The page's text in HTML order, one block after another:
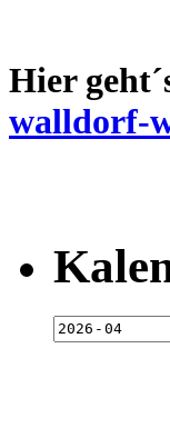
Hier
walldorf-